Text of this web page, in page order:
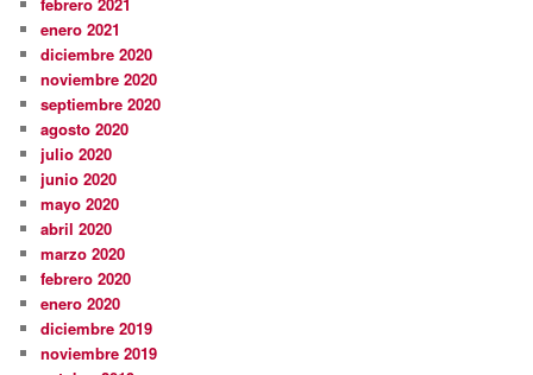
febrero 2021
enero 2021
diciembre 2020
noviembre 2020
septiembre 2020
agosto 2020
julio 2020
junio 2020
mayo 2020
abril 2020
marzo 2020
febrero 2020
enero 2020
diciembre 2019
noviembre 2019